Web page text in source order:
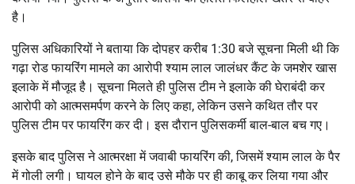
है।
पुलिस अधिकारियों ने बताया कि दोपहर करीब 1:30 बजे सूचना मिली थी कि
गढ़ा रोड फायरिंग मामले का आरोपी श्याम लाल जालंधर कैंट के जमशेर खास
इलाके में मौजूद है। सूचना मिलते ही पुलिस टीम ने इलाके की घेराबंदी कर
आरोपी को आत्मसमर्पण करने के लिए कहा, लेकिन उसने कथित तौर पर
पुलिस टीम पर फायरिंग कर दी। इस दौरान पुलिसकर्मी बाल-बाल बच गए।
इसके बाद पुलिस ने आत्मरक्षा में जवाबी फायरिंग की, जिसमें श्याम लाल के पैर
में गोली लगी। घायल होने के बाद उसे मौके पर ही काबू कर लिया गया और